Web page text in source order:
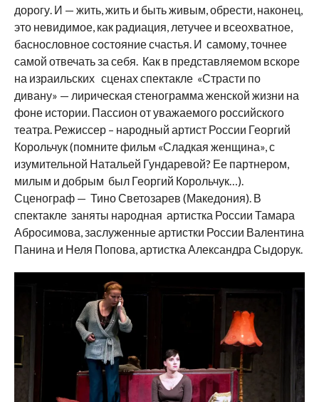
дорогу. И — жить, жить и быть живым, обрести, наконец,
это невидимое, как радиация, летучее и всеохватное,
баснословное состояние счастья. И самому, точнее
самой отвечать за себя. Как в представляемом вскоре
на израильских сценах спектакле «Страсти по
дивану» — лирическая стенограмма женской жизни на
фоне истории. Пассион от уважаемого российского
театра. Режиссер – народный артист России Георгий
Корольчук (помните фильм «Сладкая женщина», с
изумительной Натальей Гундаревой? Ее партнером,
милым и добрым был Георгий Корольчук…).
Сценограф — Тино Светозарев (Македония). В
спектакле заняты народная артистка России Тамара
Абросимова, заслуженные артистки России Валентина
Панина и Неля Попова, артистка Александра Сыдорук.